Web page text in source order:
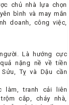
chủ nhà lựa chọn
bình và may mắn
doanh, công việc,
Là hướng cực
nặng nề về tiền
Tỵ và Dậu cần
làm, tranh cải liên
cắp, cháy nhà,